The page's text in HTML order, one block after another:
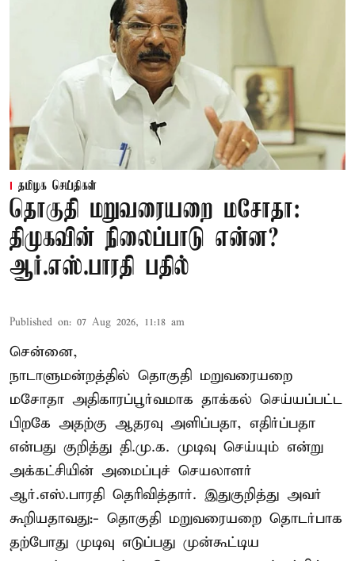
தமிழக செய்திகள்
தொகுதி மறுவரையறை மசோதா:
திமுகவின் நிலைப்பாடு என்ன?
ஆர்.எஸ்.பாரதி பதில்
Published on: 07 Aug 2026, 11:18 am
சென்னை,
நாடாளுமன்றத்தில் தொகுதி மறுவரையறை
மசோதா அதிகாரப்பூர்வமாக தாக்கல் செய்யப்பட்ட
பிறகே அதற்கு ஆதரவு அளிப்பதா, எதிர்ப்பதா
என்பது குறித்து தி.மு.க. முடிவு செய்யும் என்று
அக்கட்சியின் அமைப்புச் செயலாளர்
ஆர்.எஸ்.பாரதி தெரிவித்தார். இதுகுறித்து அவர்
கூறியதாவது:- தொகுதி மறுவரையறை தொடர்பாக
தற்போது முடிவு எடுப்பது முன்கூட்டிய